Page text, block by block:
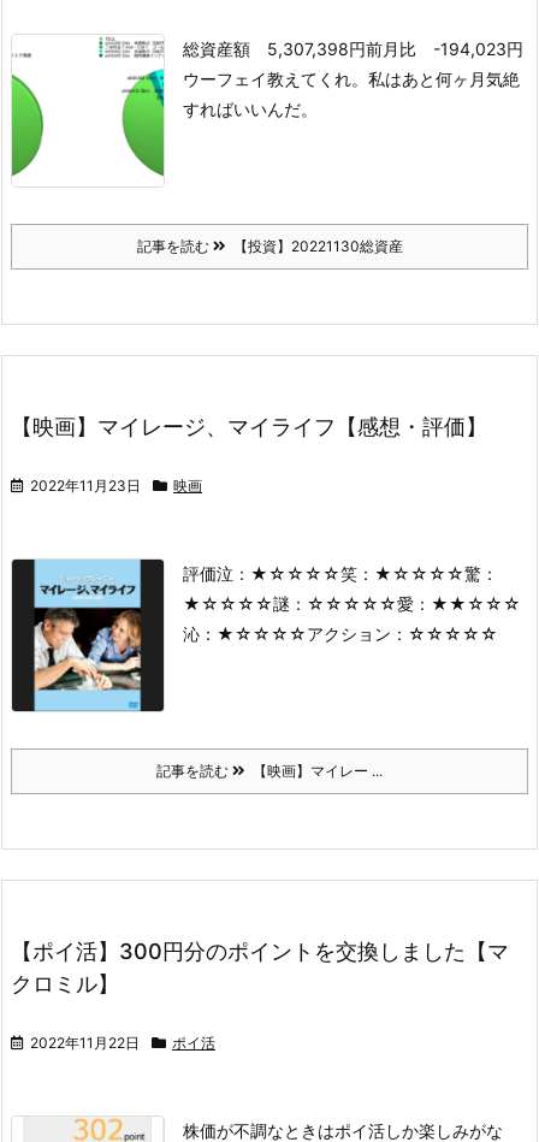
総資産額 5,307,398円前月比 -194,023円
ウーフェイ教えてくれ。 私はあと何ヶ月気絶
すればいいんだ。
記事を読む 【投資】20221130総資産
【映画】マイレージ、マイライフ【感想・評価】
2022年11月23日 映画
評価泣：★☆☆☆☆笑：★☆☆☆☆驚：
★☆☆☆☆謎：☆☆☆☆☆愛：★★☆☆☆
沁：★☆☆☆☆アクション：☆☆☆☆☆
記事を読む 【映画】マイレー ...
【ポイ活】300円分のポイントを交換しました【マ
クロミル】
2022年11月22日 ポイ活
株価が不調なときはポイ活しか楽しみがな